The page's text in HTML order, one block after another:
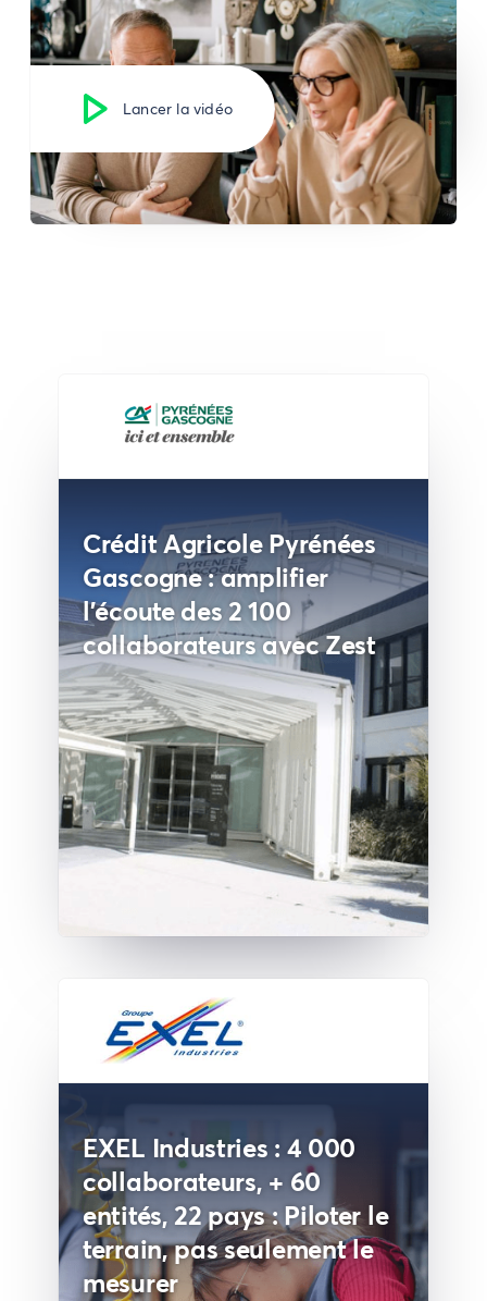
Lancer la vidéo
Crédit Agricole Pyrénées
Gascogne : amplifier
l'écoute des 2 100
collaborateurs avec Zest
EXEL Industries : 4 000
collaborateurs, + 60
entités, 22 pays : Piloter le
terrain, pas seulement le
mesurer